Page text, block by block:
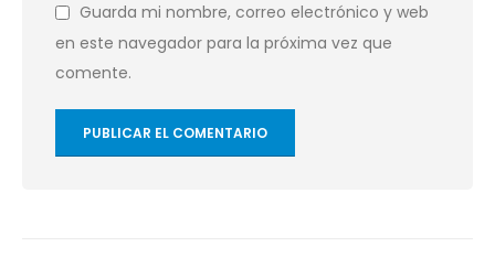
Guarda mi nombre, correo electrónico y web
en este navegador para la próxima vez que
comente.